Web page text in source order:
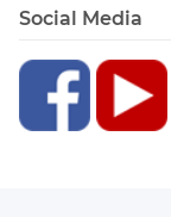
Social Media